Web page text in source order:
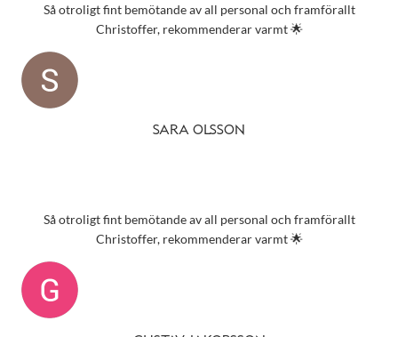
Så otroligt fint bemötande av all personal och framförallt
Christoffer, rekommenderar varmt 🌟
SARA OLSSON
Så otroligt fint bemötande av all personal och framförallt
Christoffer, rekommenderar varmt 🌟